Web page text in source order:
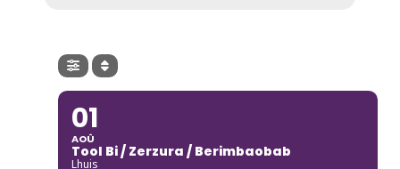
01
AOÛ
Tool Bi / Zerzura / Berimbaobab
Lhuis